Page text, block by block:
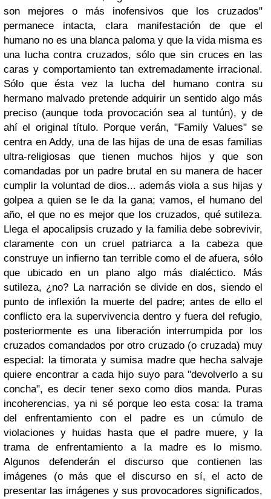
son mejores o más inofensivos que los cruzados"
permanece intacta, clara manifestación de que el
humano no es una blanca paloma y que la vida misma es
una lucha contra cruzados, sólo que sin cruces en las
caras y comportamiento tan extremadamente irracional.
Sólo que ésta vez la lucha del humano contra su
hermano malvado pretende adquirir un sentido algo más
preciso (aunque toda provocación sea al tuntún), y de
ahí el original título. Porque verán, "Family Values" se
centra en Addy, una de las hijas de una de esas familias
ultra-religiosas que tienen muchos hijos y que son
comandadas por un padre brutal en su manera de hacer
cumplir la voluntad de dios... además viola a sus hijas y
golpea a quien se le da la gana; vamos, el humano del
año, el que no es mejor que los cruzados, qué sutileza.
Llega el apocalipsis cruzado y la familia debe sobrevivir,
claramente con un cruel patriarca a la cabeza que
construye un infierno tan terrible como el de afuera, sólo
que ubicado en un plano algo más dialéctico. Más
sutileza, ¿no? La narración se divide en dos, siendo el
punto de inflexión la muerte del padre; antes de ello el
conflicto era la supervivencia dentro y fuera del refugio,
posteriormente es una liberación interrumpida por los
cruzados comandados por otro cruzado (o cruzada) muy
especial: la timorata y sumisa madre que hecha salvaje
quiere encontrar a cada hijo suyo para "devolverlo a su
concha", es decir tener sexo como dios manda. Puras
incoherencias, ya ni sé porque leo esta cosa: la trama
del enfrentamiento con el padre es un cúmulo de
violaciones y huidas hasta que el padre muere, y la
trama de enfrentamiento a la madre es lo mismo.
Algunos defenderán el discurso que contienen las
imágenes (o más que el discurso en sí, el acto de
presentar las imágenes y sus provocadores significados,